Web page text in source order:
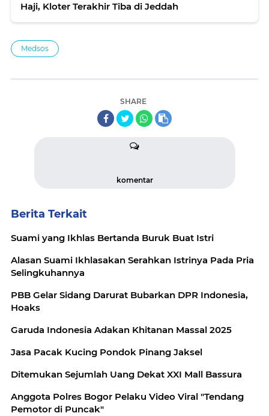
Haji, Kloter Terakhir Tiba di Jeddah
Medsos
SHARE
komentar
Berita Terkait
Suami yang Ikhlas Bertanda Buruk Buat Istri
Alasan Suami Ikhlasakan Serahkan Istrinya Pada Pria
Selingkuhannya
PBB Gelar Sidang Darurat Bubarkan DPR Indonesia,
Hoaks
Garuda Indonesia Adakan Khitanan Massal 2025
Jasa Pacak Kucing Pondok Pinang Jaksel
Ditemukan Sejumlah Uang Dekat XXI Mall Bassura
Anggota Polres Bogor Pelaku Video Viral "Tendang
Pemotor di Puncak"